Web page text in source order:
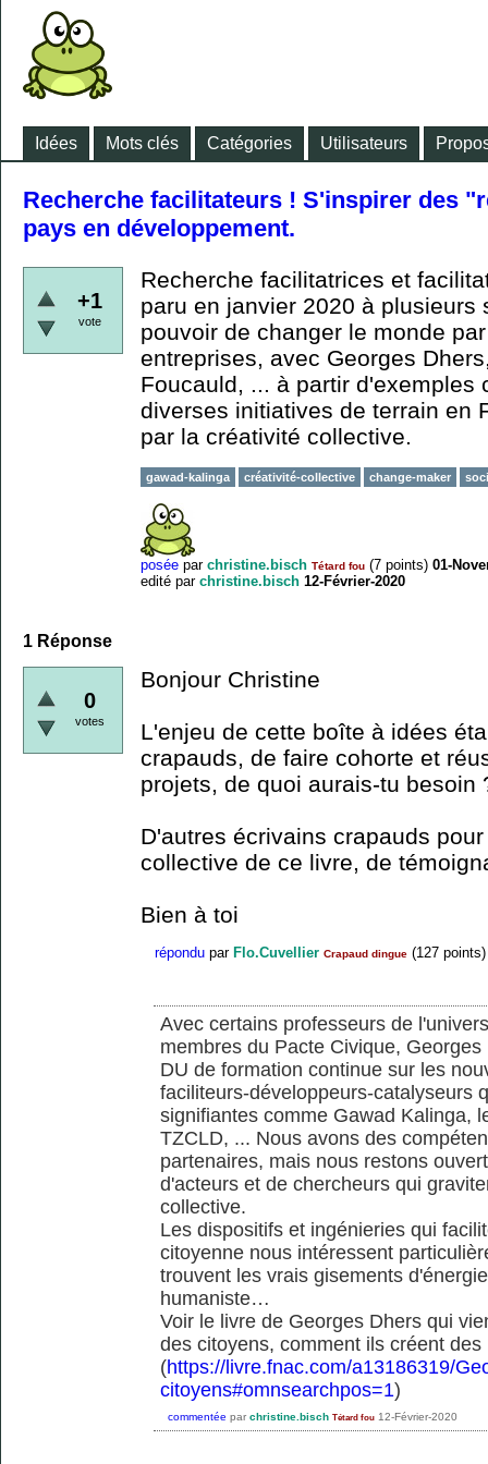
Idées Mots clés Catégories Utilisateurs
Recherche facilitateurs ! S'inspirer des
pays en développement.
+1
vote
Recherche facilitatrices et
paru en janvier 2020 à plusieurs
pouvoir de changer le monde
entreprises, avec Georges
Foucauld, ... à partir d'exemples
diverses initiatives de terrain en
par la créativité collective.
gawad-kalinga créativité-collective change-maker
posée par christine.bisch Tétard fou (7 points) 01-
edité par christine.bisch 12-Février-2020
1 Réponse
0
votes
Bonjour Christine
L'enjeu de cette boîte à idées
crapauds, de faire cohorte et
projets, de quoi aurais-tu besoin
D'autres écrivains crapauds
collective de ce livre, de
Bien à toi
répondu par Flo.Cuvellier Crapaud dingue (127 points)
Avec certains professeurs de
membres du Pacte Civique,
DU de formation continue sur les
faciliteurs-développeurs-catalyseurs
signifiantes comme Gawad Kalinga,
TZCLD, ... Nous avons des
partenaires, mais nous restons
d'acteurs et de chercheurs qui
collective.
Les dispositifs et ingénieries qui
citoyenne nous intéressent
trouvent les vrais gisements
humaniste…
Voir le livre de Georges Dhers qui
des citoyens, comment ils créent
(https://livre.fnac.com/a13186319/
citoyens#omnsearchpos=1)
commentée par christine.bisch Tétard fou 12-Février-2020